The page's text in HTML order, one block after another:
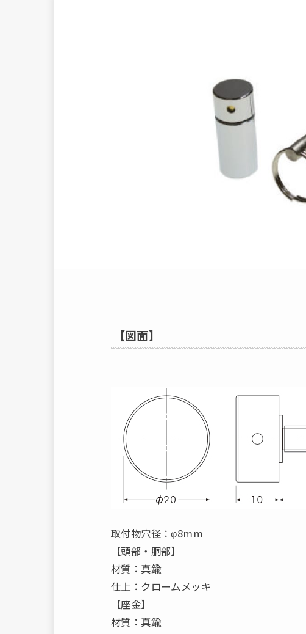
【図面】
取付物穴径：φ8mm
【頭部・胴部】
材質：真鍮
仕上：クロームメッキ
【座金】
材質：真鍮